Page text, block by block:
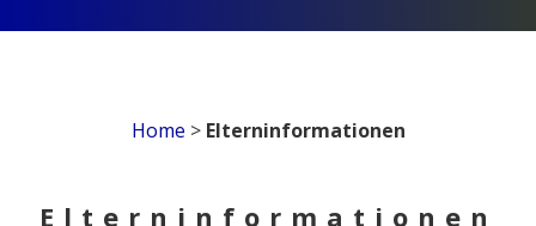
Home > Elterninformationen
Elterninformationen